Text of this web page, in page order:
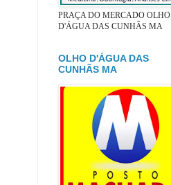
PRAÇA DO MERCADO OLHO
D'ÁGUA DAS CUNHÃS MA
OLHO D'ÁGUA DAS
CUNHÃS MA